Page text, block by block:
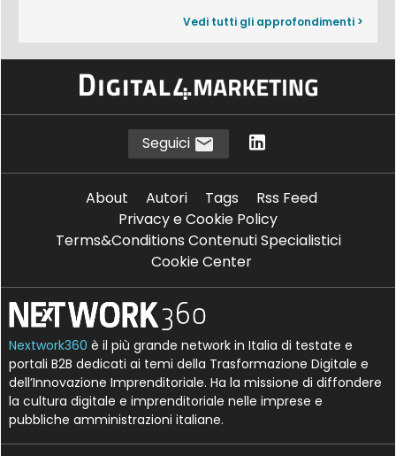
Vedi tutti gli approfondimenti >
Seguici
About Autori Tags
Rss Feed
Privacy e Cookie Policy
Terms&Conditions Contenuti Specialistici
Cookie Center
Nextwork360 è il più grande network in Italia di testate e
portali B2B dedicati ai temi della Trasformazione Digitale e
dell’Innovazione Imprenditoriale. Ha la missione di diffondere
la cultura digitale e imprenditoriale nelle imprese e
pubbliche amministrazioni italiane.